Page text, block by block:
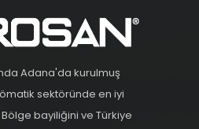
Adana'da kurulmuş
sektöründe en iyi
bayiliğini ve Türkiye